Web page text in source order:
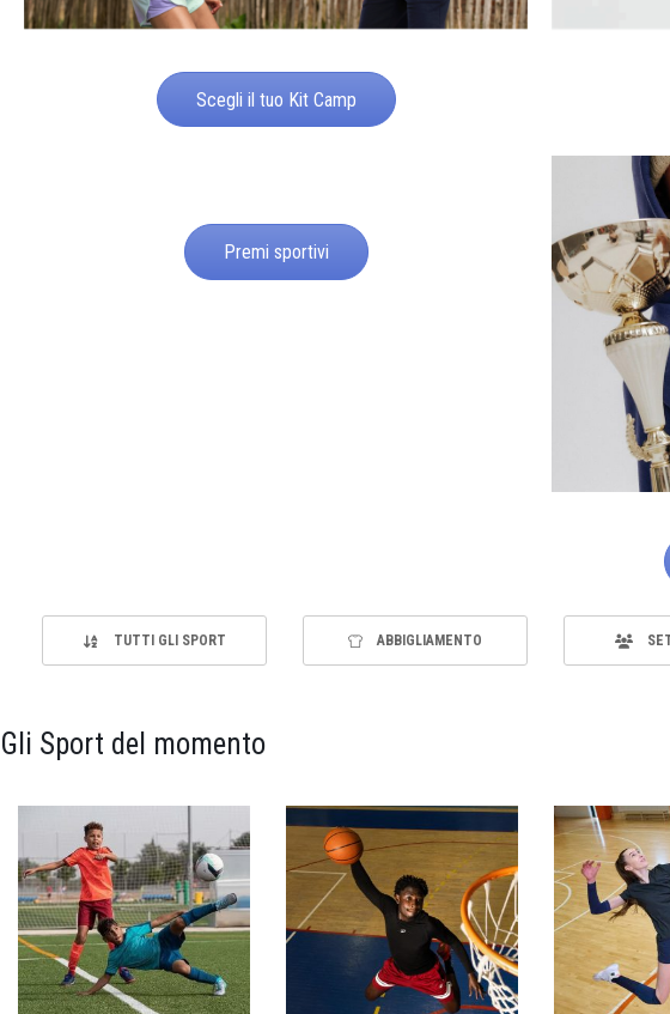
Scegli il tuo Kit Camp
Premi sportivi
TUTTI GLI SPORT ABBIGLIAMENTO
Gli Sport del momento